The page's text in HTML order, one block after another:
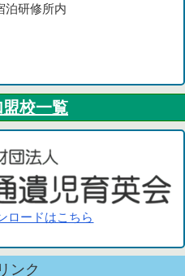
泊研修所内
校一覧
ロードはこちら
ンク